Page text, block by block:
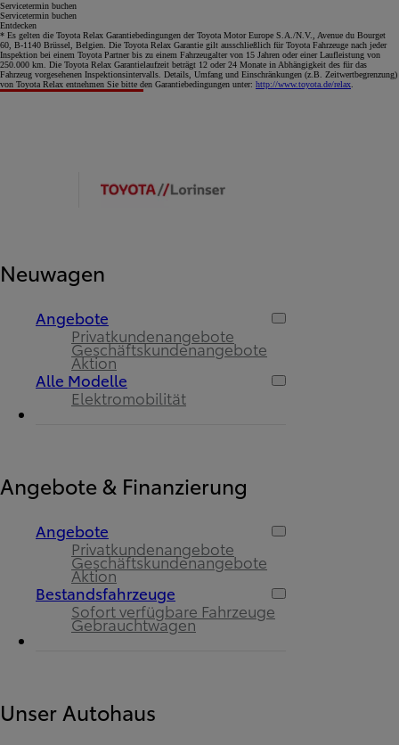
Servicetermin buchen
Servicetermin buchen
Entdecken
* Es gelten die Toyota Relax Garantiebedingungen der Toyota Motor Europe S.A./N.V., Avenue du Bourget
60, B-1140 Brüssel, Belgien. Die Toyota Relax Garantie gilt ausschließlich für Toyota Fahrzeuge nach jeder
Inspektion bei einem Toyota Partner bis zu einem Fahrzeugalter von 15 Jahren oder einer Laufleistung von
250.000 km. Die Toyota Relax Garantielaufzeit beträgt 12 oder 24 Monate in Abhängigkeit des für das
Fahrzeug vorgesehenen Inspektionsintervalls. Details, Umfang und Einschränkungen (z.B. Zeitwertbegrenzung)
von Toyota Relax entnehmen Sie bitte den Garantiebedingungen unter: http://www.toyota.de/relax.
Neuwagen
Angebote
Privatkundenangebote
Geschäftskundenangebote
Aktion
Alle Modelle
Elektromobilität
Angebote & Finanzierung
Angebote
Privatkundenangebote
Geschäftskundenangebote
Aktion
Bestandsfahrzeuge
Sofort verfügbare Fahrzeuge
Gebrauchtwagen
Unser Autohaus